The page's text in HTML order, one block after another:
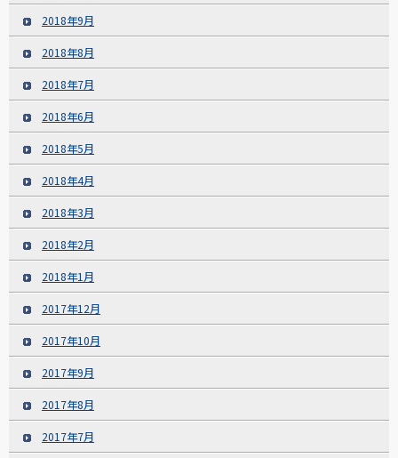
2018年9月
2018年8月
2018年7月
2018年6月
2018年5月
2018年4月
2018年3月
2018年2月
2018年1月
2017年12月
2017年10月
2017年9月
2017年8月
2017年7月